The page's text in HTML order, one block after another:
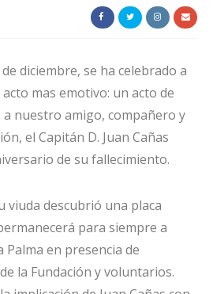
diciembre, se ha celebrado a
mas emotivo: un acto de
nuestro amigo, compañero y
el Capitán D. Juan Cañas
de su fallecimiento.
viuda descubrió una placa
para siempre a
en presencia de
la Fundación y voluntarios.